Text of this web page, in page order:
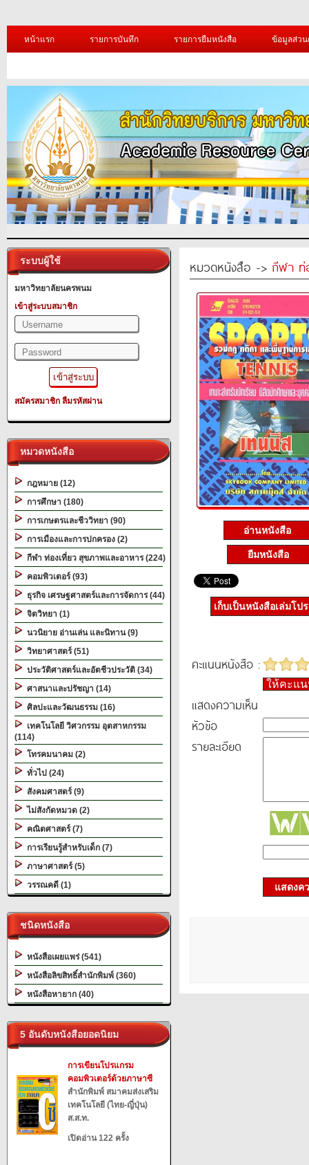
หน้าแรก รายการบันทึก รายการยืมหนังสือ ข้อมูลส่ว
ระบบผู้ใช้
มหาวิทยาลัยนครพนม
เข้าสู่ระบบสมาชิก
สมัครสมาชิก ลืมรหัสผ่าน
หมวดหนังสือ
กฎหมาย (12)
การศึกษา (180)
การเกษตรและชีววิทยา (90)
การเมืองและการปกครอง (2)
กีฬา ท่องเที่ยว สุขภาพและอาหาร (224)
คอมพิวเตอร์ (93)
ธุรกิจ เศรษฐศาสตร์และการจัดการ (44)
จิตวิทยา (1)
นวนิยาย อ่านเล่น และนิทาน (9)
วิทยาศาสตร์ (51)
ประวัติศาสตร์และอัตชีวประวัติ (34)
ศาสนาและปรัชญา (14)
ศิลปะและวัฒนธรรม (16)
เทคโนโลยี วิศวกรรม อุตสาหกรรม
(114)
โทรคมนาคม (2)
ทั่วไป (24)
สังคมศาสตร์ (9)
ไม่สังกัดหมวด (2)
คณิตศาสตร์ (7)
การเรียนรู้สำหรับเด็ก (7)
ภาษาศาสตร์ (5)
วรรณคดี (1)
ชนิดหนังสือ
หนังสือเผยแพร่ (541)
หนังสือลิขสิทธิ์สำนักพิมพ์ (360)
หนังสือหายาก (40)
5 อันดับหนังสือยอดนิยม
การเขียนโปรแกรม
คอมพิวเตอร์ด้วยภาษาซี
สำนักพิมพ์ สมาคมส่งเสริม
เทคโนโลยี (ไทย-ญี่ปุ่น)
ส.ส.ท.
เปิดอ่าน 122 ครั้ง
หมวดหนังสือ -> กีฬา ท่
อ่านหนังสือ
ยืมหนังสือ
เก็บเป็นหนังสือเล่มโป
คะแนนหนังสือ :
ให้คะแ
แสดงความเห็น
หัวข้อ
รายละเอียด
แสดงค